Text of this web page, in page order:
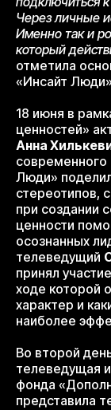
Через личные
Именно так и
который
отметила
«Инсайт Люди»
18 июня в
ценностей»
Анна
современного
Люди»
стереотипов,
при создании
ценности
осознанных
телеведущий
принял
ходе которой
характер и
наиболее
Во второй
телеведущая
фонда
представила